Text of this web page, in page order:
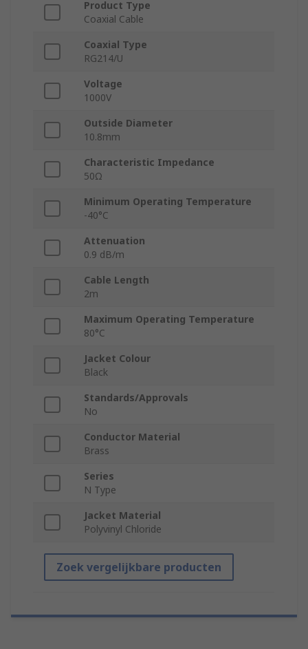
Product Type
Coaxial Cable
Coaxial Type
RG214/U
Voltage
1000V
Outside Diameter
10.8mm
Characteristic Impedance
50Ω
Minimum Operating Temperature
-40°C
Attenuation
0.9 dB/m
Cable Length
2m
Maximum Operating Temperature
80°C
Jacket Colour
Black
Standards/Approvals
No
Conductor Material
Brass
Series
N Type
Jacket Material
Polyvinyl Chloride
Zoek vergelijkbare producten